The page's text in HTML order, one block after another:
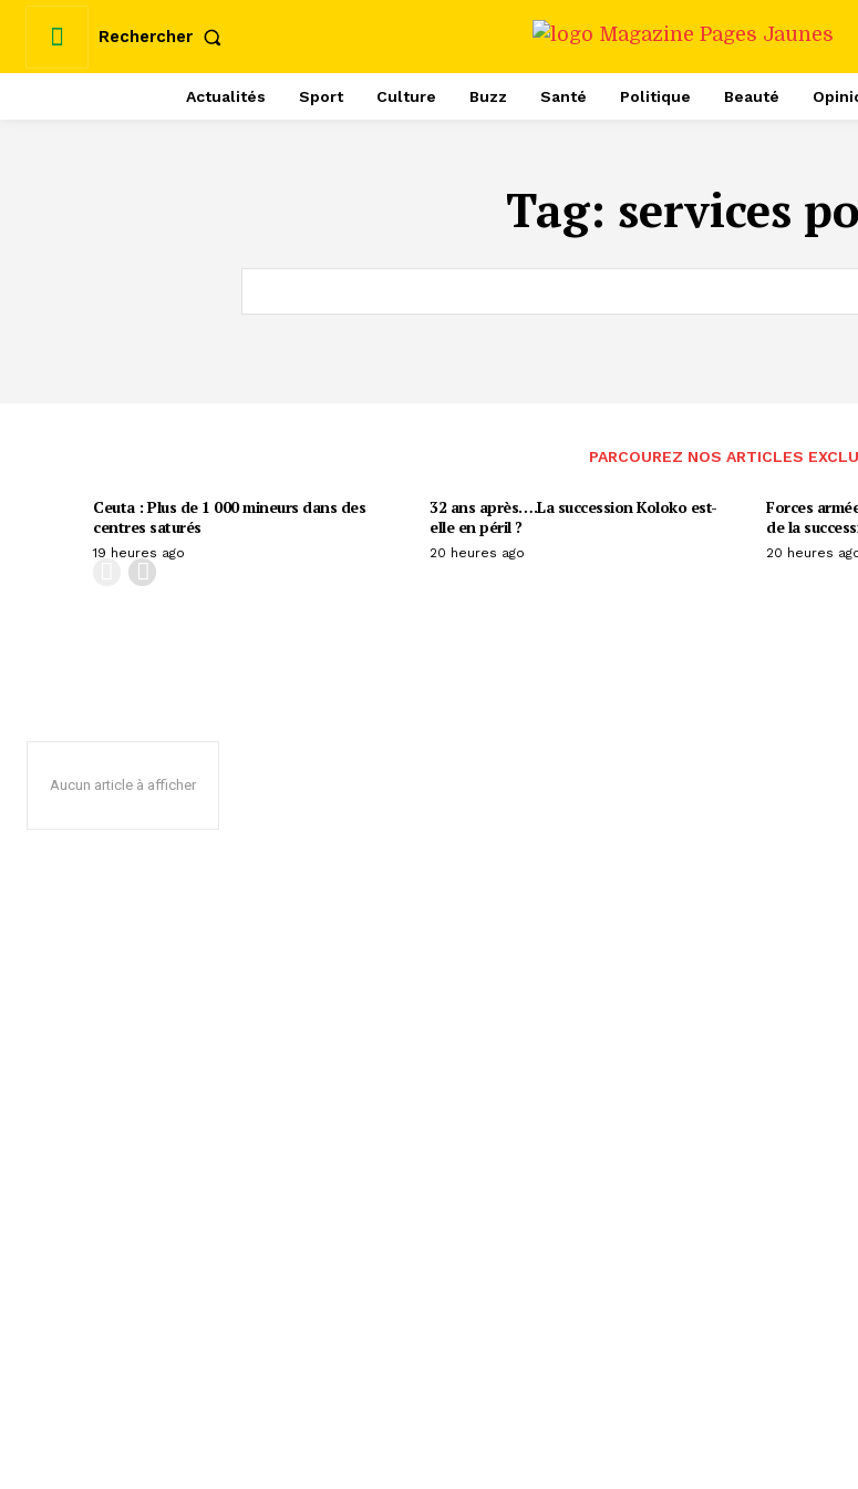
Rechercher
Actualités Sport Culture Buzz Santé Politique Beauté
Tag: services
PARCOUREZ NOS ARTICLES
Ceuta : Plus de 1 000 mineurs dans des
centres saturés
19 heures ago
32 ans après….La succession Koloko est-
elle en péril ?
20 heures ago
Forces
de la
20 heures
Aucun article à afficher